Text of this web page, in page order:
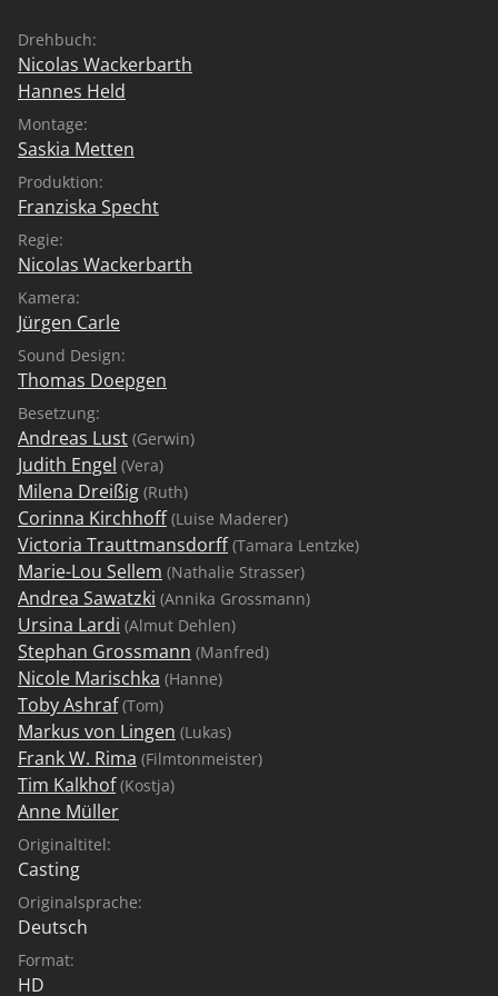
Drehbuch:
Nicolas Wackerbarth
Hannes Held
Montage:
Saskia Metten
Produktion:
Franziska Specht
Regie:
Nicolas Wackerbarth
Kamera:
Jürgen Carle
Sound Design:
Thomas Doepgen
Besetzung:
Andreas Lust (Gerwin)
Judith Engel (Vera)
Milena Dreißig (Ruth)
Corinna Kirchhoff(Luise Maderer)
Victoria Trauttmansdorff(Tamara Lentzke)
Marie-Lou Sellem (Nathalie Strasser)
Andrea Sawatzki (Annika Grossmann)
Ursina Lardi (Almut Dehlen)
Stephan Grossmann (Manfred)
Nicole Marischka (Hanne)
Toby Ashraf(Tom)
Markus von Lingen (Lukas)
Frank W. Rima (Filmtonmeister)
Tim Kalkhof(Kostja)
Anne Müller
Originaltitel:
Casting
Originalsprache:
Deutsch
Format:
HD